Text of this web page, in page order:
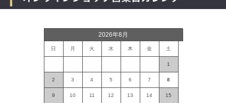
2026年8月
日 月 火 水 木 金 土
1
2 3 4 5 6 7 8
9 10 11 12 13 14 15